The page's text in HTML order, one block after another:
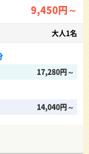
9,450円～
大人1名
17,280円～
14,040円～